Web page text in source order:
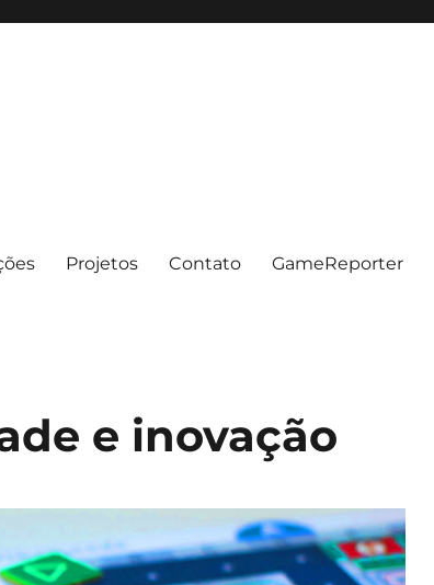
Projetos Contato GameReporter
e inovação